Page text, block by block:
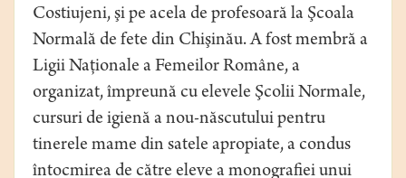
Costiujeni, şi pe acela de profesoară la Şcoala
Normală de fete din Chişinău. A fost membră a
Ligii Naţionale a Femeilor Române, a
organizat, împreună cu elevele Şcolii Normale,
cursuri de igienă a nou-născutului pentru
tinerele mame din satele apropiate, a condus
întocmirea de către eleve a monografiei unui